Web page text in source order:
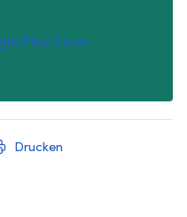
Drucken